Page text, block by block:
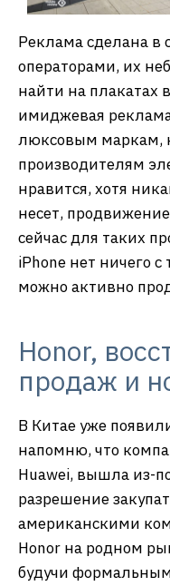
Реклама сделана в
операторами, их
найти на плакатах
имиджевая
люксовым маркам,
производителям
нравится, хотя
несет,
сейчас для таких
iPhone нет ничего
можно активно
Honor,
продаж и
В Китае уже
напомню, что
Huawei, вышла из-
разрешение
американскими
Honor на родном
будучи